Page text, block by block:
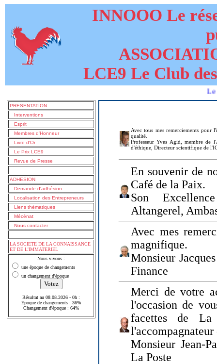
INNOOO Le
LCE9 Le Club
Le livre de
PRESENTATION
Interventions
Esprit
Membres d'Honneur
Livre d'Or
Le Prix LCE9
Revue de Presse
ADHESION
Demande d'adhésion
Localisation des Entrepreneurs
Liens thématiques
Mécénat
Nous contacter
LA SOCIETE DE LA CONNAISSANCE
ET DE L'IMMATERIEL
Nous vivons :
une époque de changements
un changement d'époque
Résultat au 08.08.2026 - 0h :
Epoque de changements : 36%
Changement d'époque : 64%
Avec tous mes remerciements pour
qualité.
Professeur Yves Agid, membre de
d'éthique, Directeur scientifique de
En souvenir de
Café de la Paix.
Son
Altangerel,
Avec mes
magnifique.
Monsieur
Finance
Merci de votre
l'occasion de
facettes de
Monsieur Jean-
La Poste